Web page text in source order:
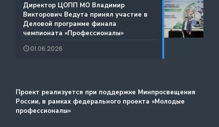
Дополнительные образовательные услуги
Методический портал
Атлас доступных профессий для лиц с
интеллектуальными нарушениями
️Директор ЦОПП МО Владимир
Викторович Ведута принял участие в
Деловой программе финала
чемпионата «Профессионалы»
01.06.2026
Проект реализуется при поддержке Минпросвещения
России, в рамках федерального проекта «Молодые
профессионалы»